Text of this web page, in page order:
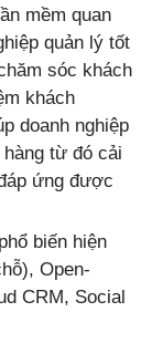
mềm quan
quản lý tốt
sóc khách
khách
doanh nghiệp
từ đó cải
ứng được
biến hiện
Open-
CRM, Social